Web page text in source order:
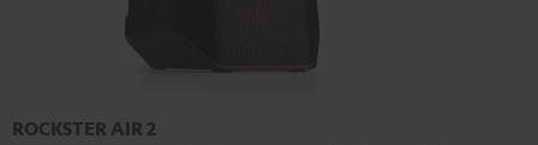
ROCKSTER AIR 2